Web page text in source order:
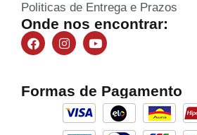
Politicas de Entrega e Prazos
Onde nos encontrar:
Formas de Pagamento